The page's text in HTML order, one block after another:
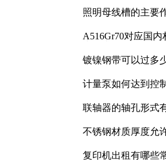
照明母线槽的主要
A516Gr70对应国
镀镍钢带可以过多
计量泵如何达到控
联轴器的轴孔形式
不锈钢材质厚度允
复印机出租有哪些